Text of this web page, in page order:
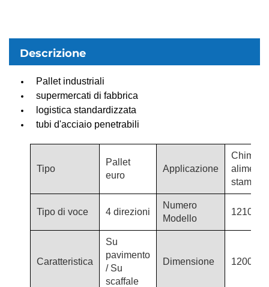
Descrizione
Pallet industriali
supermercati di fabbrica
logistica standardizzata
tubi d'acciaio penetrabili
Tipo
Pallet
euro
Applicazione
Chimico,
stampa,
Tipo di voce 4 direzioni
Numero
Modello
1210-
Caratteristica
Su
pavimento
/ Su
scaffale
Dimensione